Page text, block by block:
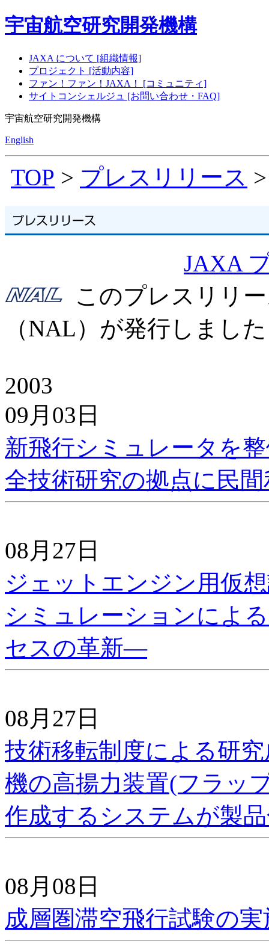
宇宙航空研究開発機構
JAXA について [組織情報]
プロジェクト [活動内容]
ファン！ファン！JAXA！ [コミュニティ]
サイトコンシェルジュ [お問い合わせ・FAQ]
宇宙航空研究開発機構
English
TOP > プレスリリース
JAXA
このプレスリリ
（NAL）が発行しました
2003
09月03日
新飛行シミュレータを
全技術研究の拠点に民
08月27日
ジェットエンジン用仮
シミュレーションによ
セスの革新―
08月27日
技術移転制度による研
機の高揚力装置(フラッ
作成するシステムが製
08月08日
成層圏滞空飛行試験の